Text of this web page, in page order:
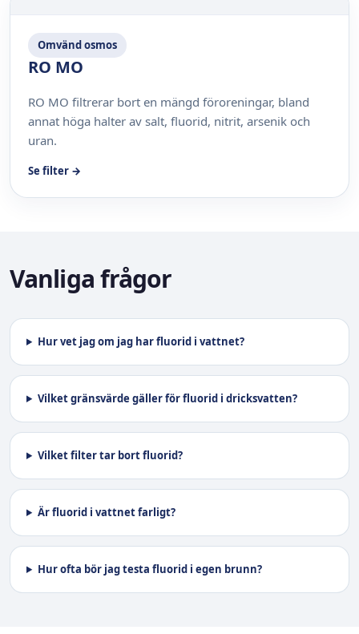
Omvänd osmos
RO MO
RO MO filtrerar bort en mängd föroreningar, bland
annat höga halter av salt, fluorid, nitrit, arsenik och
uran.
Se filter →
Vanliga frågor
Hur vet jag om jag har fluorid i vattnet?
Vilket gränsvärde gäller för fluorid i dricksvatten?
Vilket filter tar bort fluorid?
Är fluorid i vattnet farligt?
Hur ofta bör jag testa fluorid i egen brunn?